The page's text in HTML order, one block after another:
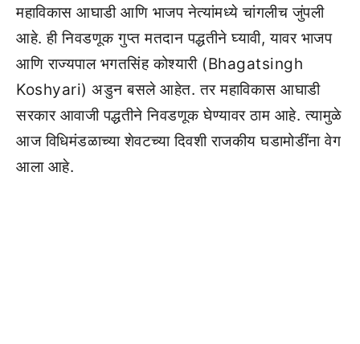
महाविकास आघाडी आणि भाजप नेत्यांमध्ये चांगलीच जुंपली
आहे. ही निवडणूक गुप्त मतदान पद्धतीने घ्यावी, यावर भाजप
आणि राज्यपाल भगतसिंह कोश्यारी (Bhagatsingh
Koshyari) अडुन बसले आहेत. तर महाविकास आघाडी
सरकार आवाजी पद्धतीने निवडणूक घेण्यावर ठाम आहे. त्यामुळे
आज विधिमंडळाच्या शेवटच्या दिवशी राजकीय घडामोडींना वेग
आला आहे.